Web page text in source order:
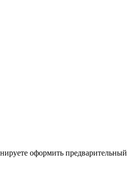
оформить предварительный